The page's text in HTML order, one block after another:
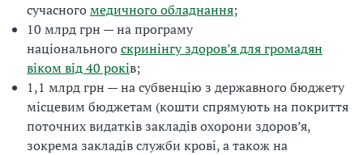
сучасногомедичного обладнання;
10 млрд грн — на програму
національногоскринінгу здоров’я для громадян
віком від 40 років;
1,1 млрд грн — на субвенцію з державного бюджету
місцевим бюджетам (кошти спрямують на покриття
поточних видатків закладів охорони здоров’я,
зокрема закладів служби крові, а також на